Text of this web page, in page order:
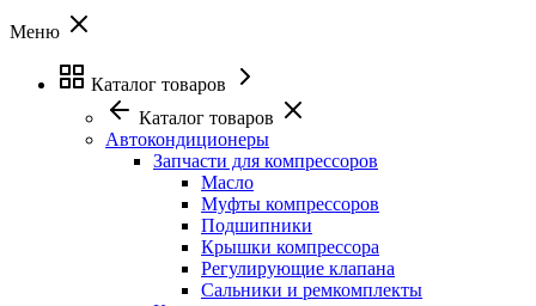
Меню
Каталог товаров
Каталог товаров
Автокондиционеры
Запчасти для компрессоров
Масло
Муфты компрессоров
Подшипники
Крышки компрессора
Регулирующие клапана
Сальники и ремкомплекты